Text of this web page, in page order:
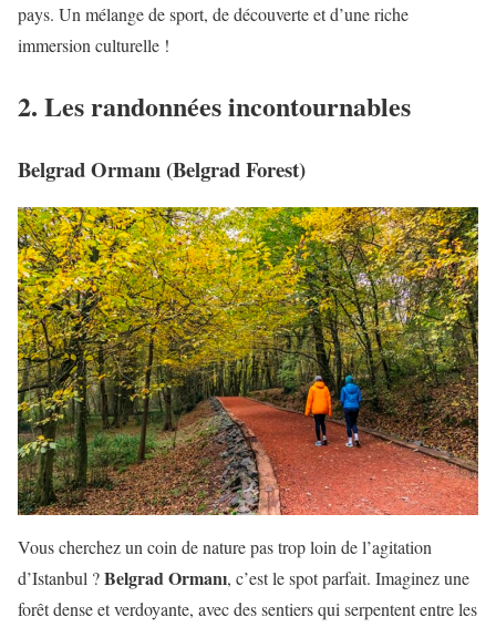
pays. Un mélange de sport, de découverte et d’une riche
immersion culturelle !
2. Les randonnées incontournables
Belgrad Ormanı (Belgrad Forest)
Vous cherchez un coin de nature pas trop loin de l’agitation
d’Istanbul ?Belgrad Ormanı, c’est le spot parfait. Imaginez une
forêt dense et verdoyante, avec des sentiers qui serpentent entre les